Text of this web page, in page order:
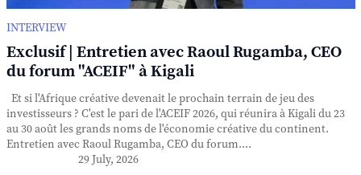
INTERVIEW
Exclusif | Entretien avec Raoul Rugamba, CEO
du forum "ACEIF" à Kigali
Et si l'Afrique créative devenait le prochain terrain de jeu des
investisseurs ? C'est le pari de l'ACEIF 2026, qui réunira à Kigali du 23
au 30 août les grands noms de l'économie créative du continent.
Entretien avec Raoul Rugamba, CEO du forum....
29 July, 2026